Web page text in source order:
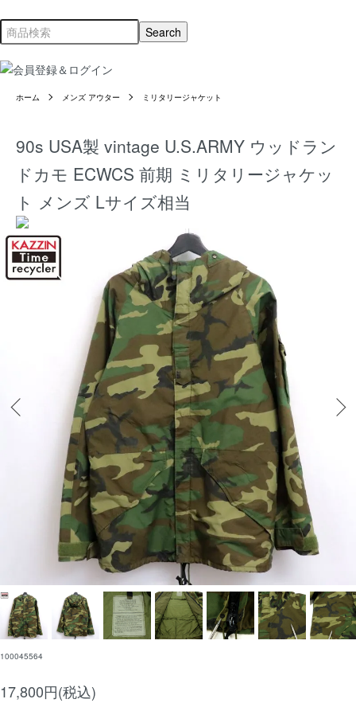
ホーム メンズ アウター ミリタリージャケット
90s USA製 vintage U.S.ARMY ウッドラン
ドカモ ECWCS 前期 ミリタリージャケッ
ト メンズ Lサイズ相当
100045564
17,800円(税込)